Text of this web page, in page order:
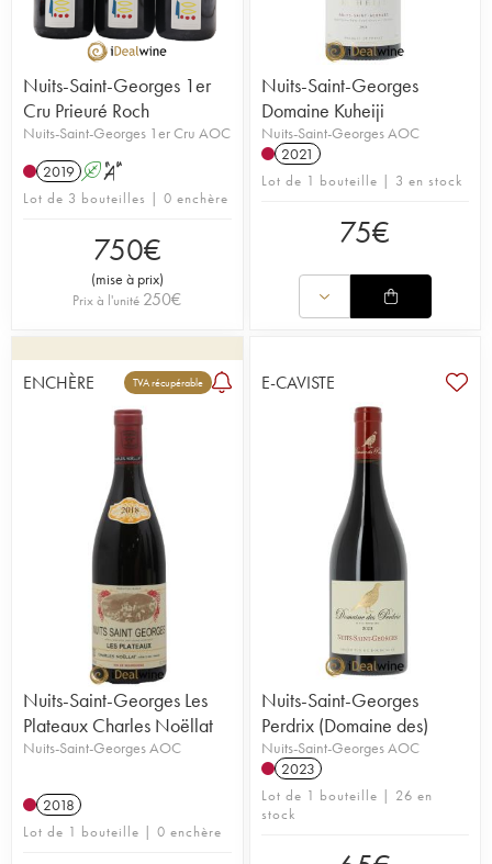
Nuits-Saint-Georges 1er
Cru Prieuré Roch
Nuits-Saint-Georges 1er Cru AOC
2019 A S
Lot de 3 bouteilles | 0 enchère
750€
(mise à prix)
Prix à l'unité 250€
Nuits-Saint-Georges
Domaine Kuheiji
Nuits-Saint-Georges AOC
2021
Lot de 1 bouteille | 3 en stock
75€
ENCHÈRE TVA récupérable
Nuits-Saint-Georges Les
Plateaux Charles Noëllat
Nuits-Saint-Georges AOC
2018
Lot de 1 bouteille | 0 enchère
E-CAVISTE
Nuits-Saint-Georges
Perdrix (Domaine des)
Nuits-Saint-Georges AOC
2023
Lot de 1 bouteille | 26 en
stock